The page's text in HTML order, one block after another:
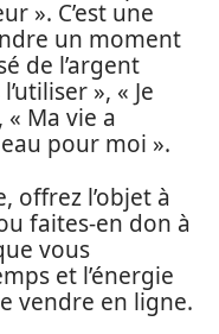
». C’est une
un moment
de l’argent
», « Je
« Ma vie a
pour moi ».
offrez l’objet à
faites-en don à
vous
et l’énergie
vendre en ligne.